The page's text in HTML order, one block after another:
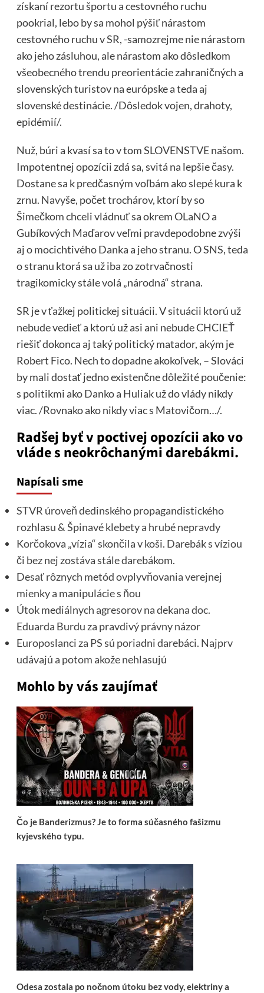
získaní rezortu športu a cestovného ruchu
pookrial, lebo by sa mohol pýšiť nárastom
cestovného ruchu v SR, -samozrejme nie nárastom
ako jeho zásluhou, ale nárastom ako dôsledkom
všeobecného trendu preorientácie zahraničných a
slovenských turistov na európske a teda aj
slovenské destinácie. /Dôsledok vojen, drahoty,
epidémií/.
Nuž, búri a kvasí sa to v tom SLOVENSTVE našom.
Impotentnej opozícii zdá sa, svitá na lepšie časy.
Dostane sa k predčasným voľbám ako slepé kura k
zrnu. Navyše, počet trochárov, ktorí by so
Šimečkom chceli vládnuť sa okrem OLaNO a
Gubíkových Maďarov veľmi pravdepodobne zvýši
aj o mocichtivého Danka a jeho stranu. O SNS, teda
o stranu ktorá sa už iba zo zotrvačnosti
tragikomicky stále volá „národná“ strana.
SR je v ťažkej politickej situácii. V situácii ktorú už
nebude vedieť a ktorú už asi ani nebude CHCIEŤ
riešiť dokonca aj taký politický matador, akým je
Robert Fico. Nech to dopadne akokoľvek, – Slováci
by mali dostať jedno existenčne dôležité poučenie:
s politikmi ako Danko a Huliak už do vlády nikdy
viac. /Rovnako ako nikdy viac s Matovičom…/.
Radšej byť v poctivej opozícii ako vo
vláde s neokrôchanými darebákmi.
Napísali sme
STVR úroveň dedinského propagandistického
rozhlasu & Špinavé klebety a hrubé nepravdy
Korčokova „vízia“ skončila v koši. Darebák s víziou
či bez nej zostáva stále darebákom.
Desať rôznych metód ovplyvňovania verejnej
mienky a manipulácie s ňou
Útok mediálnych agresorov na dekana doc.
Eduarda Burdu za pravdivý právny názor
Europoslanci za PS sú poriadni darebáci. Najprv
udávajú a potom akože nehlasujú
Mohlo by vás zaujímať
Čo je Banderizmus? Je to forma súčasného fašizmu
kyjevského typu.
Odesa zostala po nočnom útoku bez vody, elektriny a